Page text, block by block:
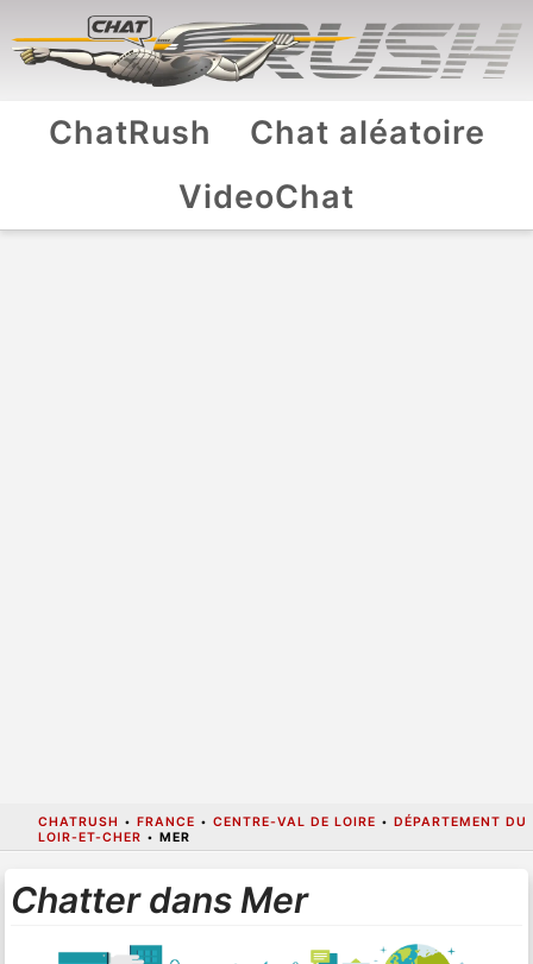
ChatRush
Chat aléatoire
VideoChat
CHATRUSH • FRANCE • CENTRE-VAL DE LOIRE • DÉPARTEMENT DU
LOIR-ET-CHER • MER
Chatter dans Mer